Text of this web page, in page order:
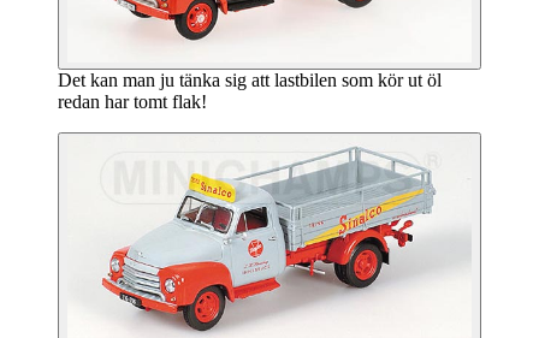
Det kan man ju tänka sig att lastbilen som kör ut öl
redan har tomt flak!